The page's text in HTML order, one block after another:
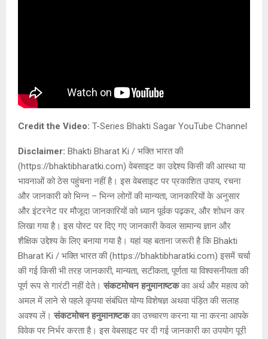
Credit the Video: T-Series Bhakti Sagar YouTube Channel
Disclaimer: Bhakti Bharat Ki / भक्ति भारत की
(https://bhaktibharatki.com) वेबसाइट का उद्देश्य किसी की आस्था या
भावनाओं को ठेस पहुंचना नहीं है। इस वेबसाइट पर प्रकाशित उपाय, रचना
और जानकारी को भिन्न – भिन्न लोगों की मान्यता, जानकारियों के अनुसार
और इंटरनेट पर मौजूदा जानकारियों को ध्यान पूर्वक पढ़कर, और शोधन कर
लिखा गया है। इस पोस्ट पर दिए गए जानकारी केवल सामान्य ज्ञान और
शैक्षिक उद्देश्य के लिए बनाया गया है। यहां यह बताना जरूरी है कि Bhakti
Bharat Ki / भक्ति भारत की (https://bhaktibharatki.com) इसमें चर्चा
की गई किसी भी तरह जानकारी, मान्यता, सटीकता, पूर्णता या विश्वसनीयता की
पूर्ण रूप से गारंटी नहीं देते। संकटमोचन हनुमानाष्टकका अर्थ और महत्व को
अमल में लाने से पहले कृपया संबंधित योग्य विशेषज्ञ अथवा पंड़ित की सलाह
अवश्य लें। संकटमोचन हनुमानाष्टकका उच्चारण करना या ना करना आपके
विवेक पर निर्भर करता है। इस वेबसाइट पर दी गई जानकारी का उपयोग पूरी